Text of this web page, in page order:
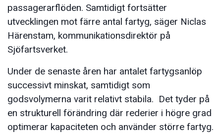
passagerarflöden. Samtidigt fortsätter
utvecklingen mot färre antal fartyg, säger Niclas
Härenstam, kommunikationsdirektör på
Sjöfartsverket.
Under de senaste åren har antalet fartygsanlöp
successivt minskat, samtidigt som
godsvolymerna varit relativt stabila. Det tyder på
en strukturell förändring där rederier i högre grad
optimerar kapaciteten och använder större fartyg.